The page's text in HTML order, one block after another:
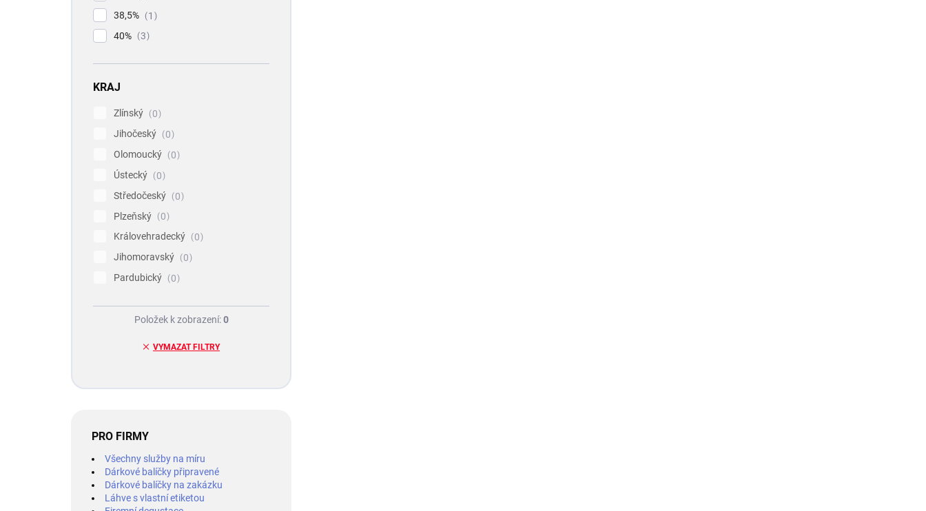
38,5%
1
40%
3
KRAJ
Zlínský
0
Jihočeský
0
Olomoucký
0
Ústecký
0
Středočeský
0
Plzeňský
0
Královehradecký
0
Jihomoravský
0
Pardubický
0
VYMAZAT FILTRY
Položek k zobrazení:0
PRO FIRMY
Všechny služby na míru
Dárkové balíčky připravené
Dárkové balíčky na zakázku
Láhve s vlastní etiketou